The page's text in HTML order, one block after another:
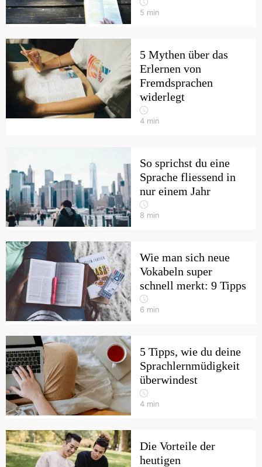
5 min
5 Mythen über das
Erlernen von
Fremdsprachen
widerlegt
4 min
So sprichst du eine
Sprache fliessend in
nur einem Jahr
8 min
Wie man sich neue
Vokabeln super
schnell merkt: 9 Tipps
6 min
5 Tipps, wie du deine
Sprachlernmüdigkeit
überwindest
4 min
Die Vorteile der
heutigen